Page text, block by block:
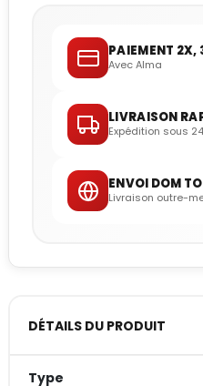
PAIEMENT 2X,
Avec Alma
LIVRAISON
Expédition sous
ENVOI DOM
Livraison outre-
DÉTAILS DU PRODUIT
Type